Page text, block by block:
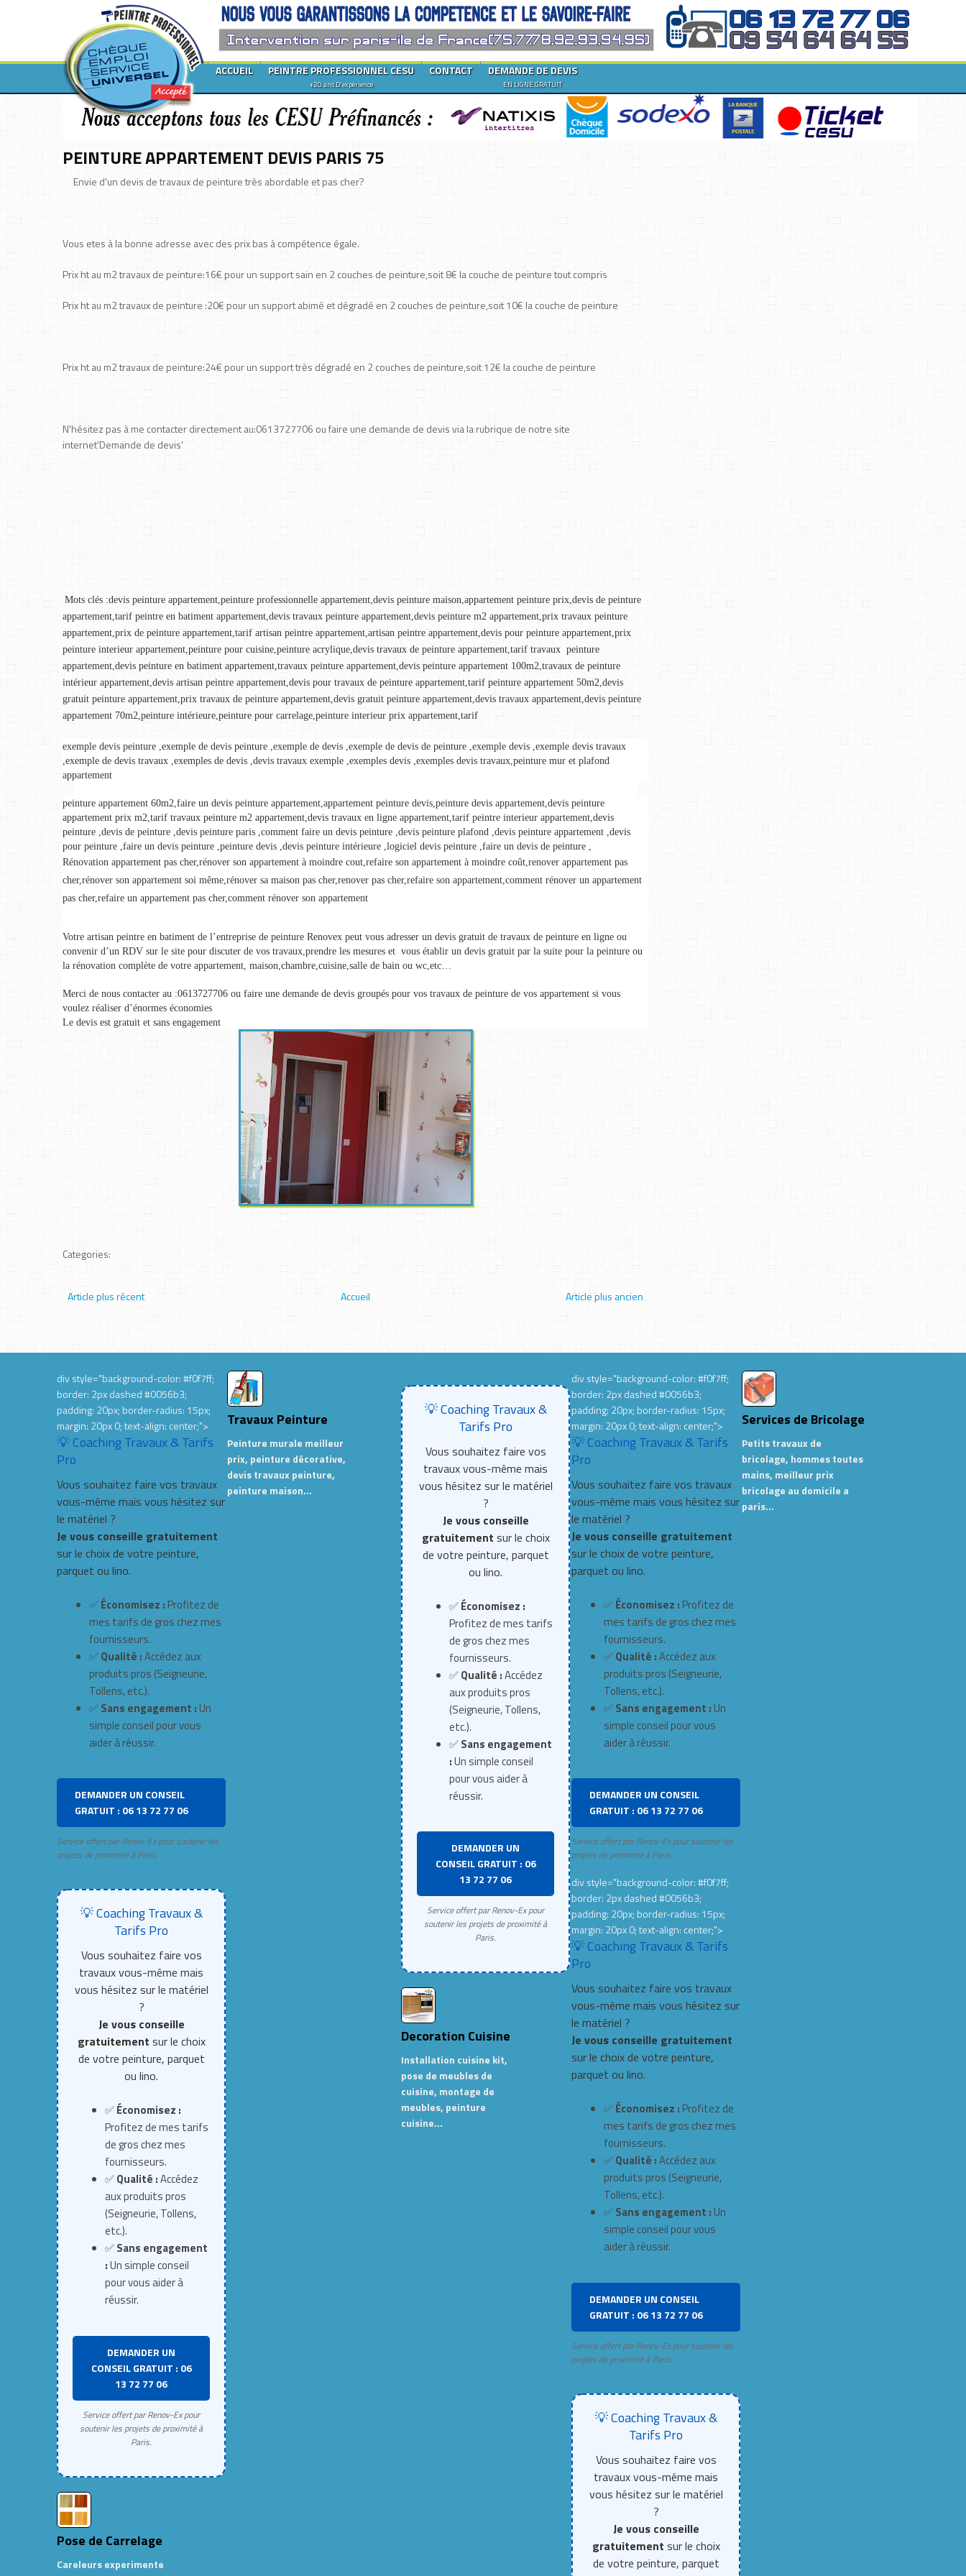
DEMANDE DE DEVIS
EN LIGNE GRATUIT
CONTACT
PEINTRE PROFESSIONNEL CESU
+20 ans D'expérience
ACCUEIL
PEINTURE APPARTEMENT DEVIS PARIS 75
Envie d'un devis de travaux de peinture très abordable et pas cher?
Vous etes à la bonne adresse avec des prix bas à compétence égale.
Prix ht au m2 travaux de peinture:16€ pour un support sain en 2 couches de peinture,soit 8€ la couche de peinture tout compris
Prix ht au m2 travaux de peinture :20€ pour un support abimé et dégradé en 2 couches de peinture,soit 10€ la couche de peinture
Prix ht au m2 travaux de peinture:24€ pour un support très dégradé en 2 couches de peinture,soit 12€ la couche de peinture
N'hésitez pas à me contacter directement au:0613727706 ou faire une demande de devis via la rubrique de notre site
internet'Demande de devis'
Mots clés :devis peinture appartement,peinture professionnelle appartement,devis peinture maison,appartement peinture prix,devis de peinture
appartement,tarif peintre en batiment appartement,devis travaux peinture appartement,devis peinture m2 appartement,prix travaux peinture
appartement,prix de peinture appartement,tarif artisan peintre appartement,artisan peintre appartement,devis pour peinture appartement,prix
peinture interieur appartement,peinture pour cuisine,peinture acrylique,devis travaux de peinture appartement,tarif travaux  peinture
appartement,devis peinture en batiment appartement,travaux peinture appartement,devis peinture appartement 100m2,travaux de peinture
intérieur appartement,devis artisan peintre appartement,devis pour travaux de peinture appartement,tarif peinture appartement 50m2,devis
gratuit peinture appartement,prix travaux de peinture appartement,devis gratuit peinture appartement,devis travaux appartement,devis peinture
appartement 70m2,peinture intérieure,peinture pour carrelage,peinture interieur prix appartement,tarif
exemple devis peinture ,exemple de devis peinture ,exemple de devis ,exemple de devis de peinture ,exemple devis ,exemple devis travaux
,exemple de devis travaux ,exemples de devis ,devis travaux exemple ,exemples devis ,exemples devis travaux,peinture mur et plafond
appartement
peinture appartement 60m2,faire un devis peinture appartement,appartement peinture devis,peinture devis appartement,devis peinture
appartement prix m2,tarif travaux peinture m2 appartement,devis travaux en ligne appartement,tarif peintre interieur appartement,devis
peinture ,devis de peinture ,devis peinture paris ,comment faire un devis peinture ,devis peinture plafond ,devis peinture appartement ,devis
pour peinture ,faire un devis peinture ,peinture devis ,devis peinture intérieure ,logiciel devis peinture ,faire un devis de peinture ,
Rénovation appartement pas cher,rénover son appartement à moindre cout,refaire son appartement à moindre coût,renover appartement pas
cher,rénover son appartement soi même,rénover sa maison pas cher,renover pas cher,refaire son appartement,comment rénover un appartement
pas cher,refaire un appartement pas cher,comment rénover son appartement
Votre artisan peintre en batiment de l’entreprise de peinture Renovex peut vous adresser un devis gratuit de travaux de peinture en ligne ou
convenir d’un RDV sur le site pour discuter de vos travaux,prendre les mesures et  vous établir un devis gratuit par la suite pour la peinture ou
la rénovation complète de votre appartement, maison,chambre,cuisine,salle de bain ou wc,etc…
Merci de nous contacter au :0613727706 ou faire une demande de devis groupés pour vos travaux de peinture de vos appartement si vous
voulez réaliser d’énormes économies
Le devis est gratuit et sans engagement
Categories:
Article plus récent Article plus ancien
Accueil
div style="background-color: #f0f7ff;
border: 2px dashed #0056b3;
padding: 20px; border-radius: 15px;
margin: 20px 0; text-align: center;">
💡 Coaching Travaux & Tarifs
Pro
Vous souhaitez faire vos travaux
vous-même mais vous hésitez sur
le matériel ?
Je vous conseille gratuitement
sur le choix de votre peinture,
parquet ou lino.
✅ Économisez : Profitez de
mes tarifs de gros chez mes
fournisseurs.
✅ Qualité :Accédez aux
produits pros (Seigneurie,
Tollens, etc.).
✅ Sans engagement : Un
simple conseil pour vous
aider à réussir.
DEMANDER UN CONSEIL
GRATUIT : 06 13 72 77 06
Service offert par Renov-Ex pour soutenir les
projets de proximité à Paris.
💡 Coaching Travaux &
Tarifs Pro
Vous souhaitez faire vos
travaux vous-même mais
vous hésitez sur le matériel
?
Je vous conseille
gratuitement sur le choix
de votre peinture, parquet
ou lino.
✅Économisez :
Profitez de mes tarifs
de gros chez mes
fournisseurs.
✅Qualité :Accédez
aux produits pros
(Seigneurie, Tollens,
etc.).
✅Sans engagement
:Un simple conseil
pour vous aider à
réussir.
DEMANDER UN
CONSEIL GRATUIT : 06
13 72 77 06
Service offert par Renov-Ex pour
soutenir les projets de proximité à
Paris.
Pose de Carrelage
Careleurs experimente
Travaux Peinture
Peinture murale meilleur
prix, peinture décorative,
devis travaux peinture,
peinture maison…
Services de Bricolage
Petits travaux de
bricolage, hommes toutes
mains, meilleur prix
bricolage au domicile a
paris…
div style="background-color: #f0f7ff;
border: 2px dashed #0056b3;
padding: 20px; border-radius: 15px;
margin: 20px 0; text-align: center;">
💡 Coaching Travaux & Tarifs
Pro
Vous souhaitez faire vos travaux
vous-même mais vous hésitez sur
le matériel ?
Je vous conseille gratuitement
sur le choix de votre peinture,
parquet ou lino.
✅ Économisez : Profitez de
mes tarifs de gros chez mes
fournisseurs.
✅ Qualité :Accédez aux
produits pros (Seigneurie,
Tollens, etc.).
✅ Sans engagement : Un
simple conseil pour vous
aider à réussir.
DEMANDER UN CONSEIL
GRATUIT : 06 13 72 77 06
Service offert par Renov-Ex pour soutenir les
projets de proximité à Paris.
div style="background-color: #f0f7ff;
border: 2px dashed #0056b3;
padding: 20px; border-radius: 15px;
margin: 20px 0; text-align: center;">
💡 Coaching Travaux & Tarifs
Pro
Vous souhaitez faire vos travaux
vous-même mais vous hésitez sur
le matériel ?
Je vous conseille gratuitement
sur le choix de votre peinture,
parquet ou lino.
✅ Économisez : Profitez de
mes tarifs de gros chez mes
fournisseurs.
✅ Qualité :Accédez aux
produits pros (Seigneurie,
Tollens, etc.).
✅ Sans engagement : Un
simple conseil pour vous
aider à réussir.
DEMANDER UN CONSEIL
GRATUIT : 06 13 72 77 06
Service offert par Renov-Ex pour soutenir les
projets de proximité à Paris.
💡 Coaching Travaux &
Tarifs Pro
Vous souhaitez faire vos
travaux vous-même mais
vous hésitez sur le matériel
?
Je vous conseille
gratuitement sur le choix
de votre peinture, parquet
💡 Coaching Travaux &
Tarifs Pro
Vous souhaitez faire vos
travaux vous-même mais
vous hésitez sur le matériel
?
Je vous conseille
gratuitement sur le choix
de votre peinture, parquet
ou lino.
✅Économisez :
Profitez de mes tarifs
de gros chez mes
fournisseurs.
✅Qualité :Accédez
aux produits pros
(Seigneurie, Tollens,
etc.).
✅Sans engagement
:Un simple conseil
pour vous aider à
réussir.
DEMANDER UN
CONSEIL GRATUIT : 06
13 72 77 06
Service offert par Renov-Ex pour
soutenir les projets de proximité à
Paris.
Decoration Cuisine
Installation cuisine kit,
pose de meubles de
cuisine, montage de
meubles, peinture
cuisine…